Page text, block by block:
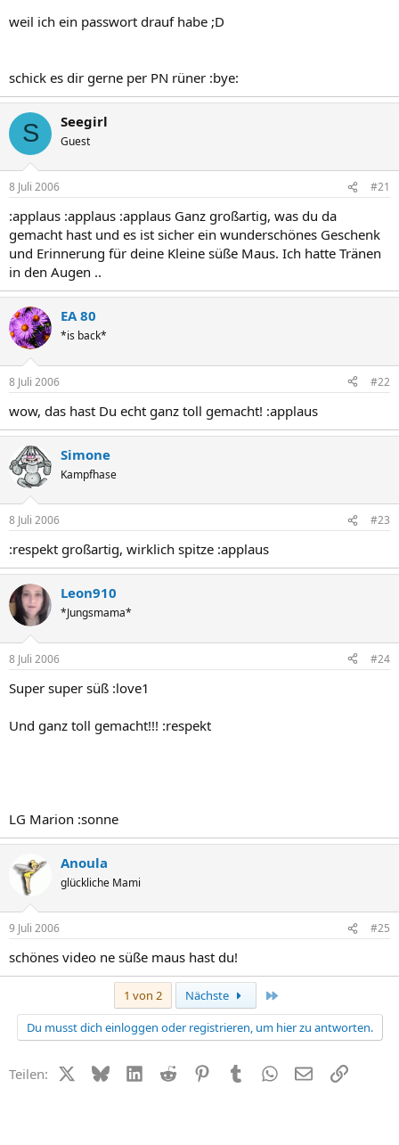
weil ich ein passwort drauf habe ;D
schick es dir gerne per PN rüner :bye:
S Seegirl
Guest
8 Juli 2006 #21
:applaus :applaus :applaus Ganz großartig, was du da
gemacht hast und es ist sicher ein wunderschönes Geschenk
und Erinnerung für deine Kleine süße Maus. Ich hatte Tränen
in den Augen ..
EA 80
*is back*
8 Juli 2006 #22
wow, das hast Du echt ganz toll gemacht! :applaus
Simone
Kampfhase
8 Juli 2006 #23
:respekt großartig, wirklich spitze :applaus
Leon910
*Jungsmama*
8 Juli 2006 #24
Super super süß :love1
Und ganz toll gemacht!!! :respekt
LG Marion :sonne
Anoula
glückliche Mami
9 Juli 2006 #25
schönes video ne süße maus hast du!
1 von 2 Nächste
Du musst dich einloggen oder registrieren, um hier zu antworten.
Teilen: X (Twitter)
BlueskyLinkedIn
Reddit PinterestTumblr WhatsApp
E-MailLink